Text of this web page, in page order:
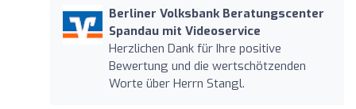
Berliner Volksbank Beratungscenter
Spandau mit Videoservice
Herzlichen Dank für Ihre positive
Bewertung und die wertschötzenden
Worte über Herrn Stangl.